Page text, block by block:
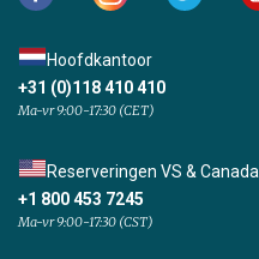
Hoofdkantoor
+31 (0)118 410 410
Ma-vr 9:00-17:30 (CET)
Reserveringen VS & Canada
+1 800 453 7245
Ma-vr 9:00-17:30 (CST)